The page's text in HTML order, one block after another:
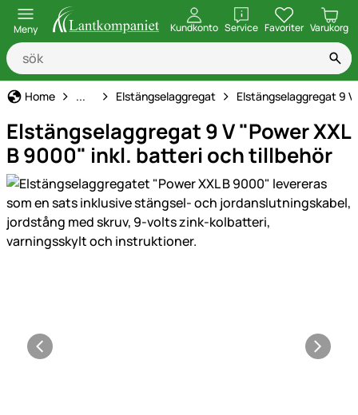
Meny Kundkonto ServiceöppnaFavoriter Varukorg
Home Elstängsel
... Elstängselaggregat Elstängselaggregat 9 V
Elstängselaggregat 9 V "Power XXL
B 9000" inkl. batteri och tillbehör
Produktgaleri